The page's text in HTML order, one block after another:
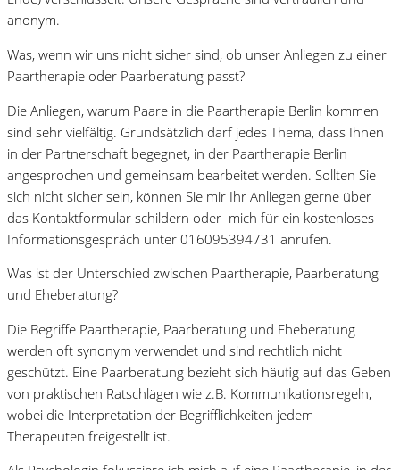
anonym.
Was, wenn wir uns nicht sicher sind, ob unser Anliegen zu einer
Paartherapie oder Paarberatung passt?
Die Anliegen, warum Paare in die Paartherapie Berlin kommen
sind sehr vielfältig. Grundsätzlich darf jedes Thema, dass Ihnen
in der Partnerschaft begegnet, in der Paartherapie Berlin
angesprochen und gemeinsam bearbeitet werden. Sollten Sie
sich nicht sicher sein, können Sie mir Ihr Anliegen gerne über
das Kontaktformular schildern oder mich für ein kostenloses
Informationsgespräch unter 016095394731 anrufen.
Was ist der Unterschied zwischen Paartherapie, Paarberatung
und Eheberatung?
Die Begriffe Paartherapie, Paarberatung und Eheberatung
werden oft synonym verwendet und sind rechtlich nicht
geschützt. Eine Paarberatung bezieht sich häufig auf das Geben
von praktischen Ratschlägen wie z.B. Kommunikationsregeln,
wobei die Interpretation der Begrifflichkeiten jedem
Therapeuten freigestellt ist.